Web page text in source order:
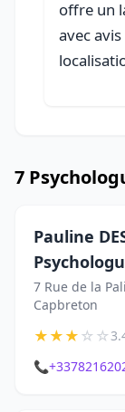
offre un
avec
7
Pauline
7 Rue de la
Capbreton
★★★☆☆
📞